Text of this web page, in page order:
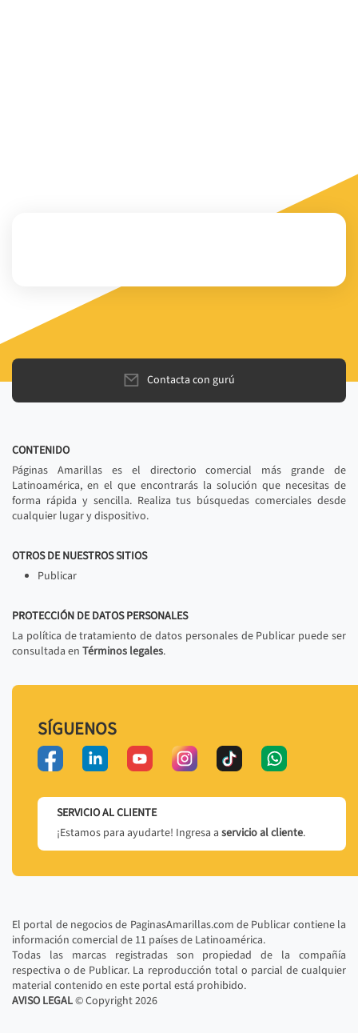
Contacta con gurú
CONTENIDO
Páginas Amarillas es el directorio comercial más grande de
Latinoamérica, en el que encontrarás la solución que necesitas de
forma rápida y sencilla. Realiza tus búsquedas comerciales desde
cualquier lugar y dispositivo.
OTROS DE NUESTROS SITIOS
Publicar
PROTECCIÓN DE DATOS PERSONALES
La política de tratamiento de datos personales de Publicar puede ser
consultada en Términos legales.
SÍGUENOS
SERVICIO AL CLIENTE
¡Estamos para ayudarte! Ingresa a servicio al cliente.
El portal de negocios de PaginasAmarillas.com de Publicar contiene la
información comercial de 11 países de Latinoamérica.
Todas las marcas registradas son propiedad de la compañía
respectiva o de Publicar. La reproducción total o parcial de cualquier
material contenido en este portal está prohibido.
AVISO LEGAL© Copyright2026